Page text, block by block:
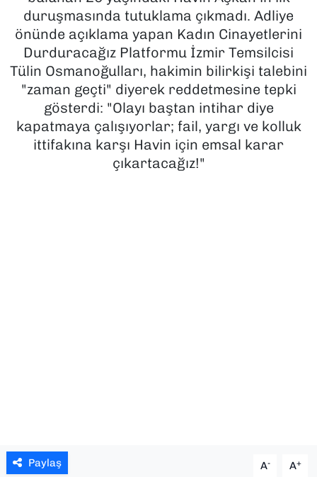
duruşmasında tutuklama çıkmadı. Adliye
önünde açıklama yapan Kadın Cinayetlerini
Durduracağız Platformu İzmir Temsilcisi
Tülin Osmanoğulları, hakimin bilirkişi talebini
"zaman geçti" diyerek reddetmesine tepki
gösterdi: "Olayı baştan intihar diye
kapatmaya çalışıyorlar; fail, yargı ve kolluk
ittifakına karşı Havin için emsal karar
çıkartacağız!"
Paylaş A- A+
SAĞLIK
SPOR
TEKNOLOJİ
YAŞAM